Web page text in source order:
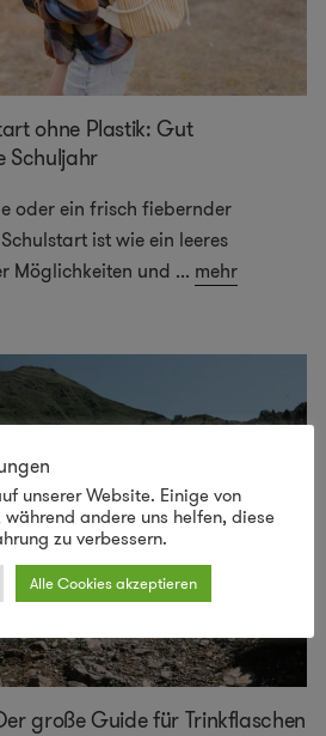
ohne Plastik: Gut
Schuljahr
oder ein frisch fiebernder
ist wie ein leeres
Möglichkeiten und ... mehr
große Guide für Trinkflaschen
unserer Website. Einige von
andere uns helfen, diese
zu verbessern.
Alle Cookies akzeptieren